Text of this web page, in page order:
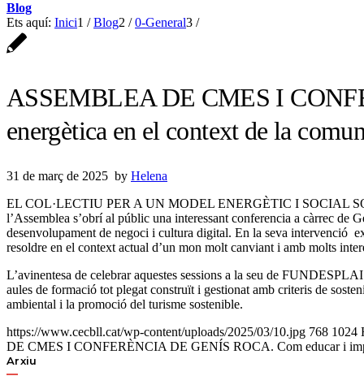
Blog
Ets aquí: Inici1 / Blog2 / 0-General3 /
ASSEMBLEA DE CMES I
energètica en el context de la
31 de març de 2025 by Helena
EL COL·LECTIU PER A UN MODEL ENERGÈTIC I SOCIAL
l’Assemblea s’obrí al públic una interessant conferencia a càrrec de
desenvolupament de negoci i cultura digital. En la seva intervenció
resoldre en el context actual d’un mon molt canviant i amb molts
L’avinentesa de celebrar aquestes sessions a la seu de
aules de formació tot plegat construït i gestionat amb criteris de
ambiental i la promoció del turisme sostenible.
https://www.cecbll.cat/wp-content/uploads/2025/03/10.jpg 768 1024
DE CMES I CONFERÈNCIA DE GENÍS ROCA. Com educar i
Arxiu